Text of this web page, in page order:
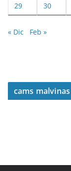
29 30
« Dic Feb »
cams malvinas